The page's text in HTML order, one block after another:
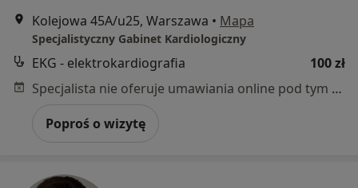
Kolejowa 45A/u25, Warszawa • Mapa
Specjalistyczny Gabinet Kardiologiczny
EKG - elektrokardiografia
100 zł
Specjalista nie oferuje umawiania online pod tym adresem.
Poproś o wizytę